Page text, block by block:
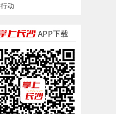
行动